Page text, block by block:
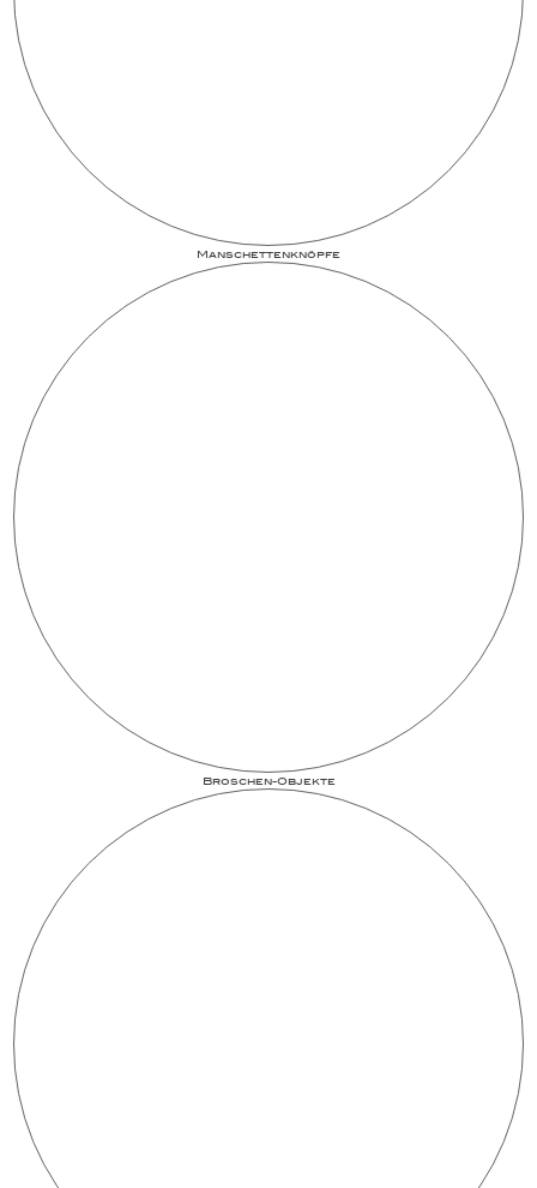
Man­schet­ten­­knöpfe
Broschen-Objekte